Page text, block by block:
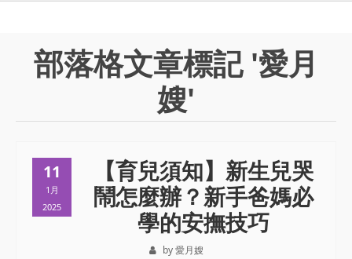
部落格文章標記 '愛月
嫂'
11
1月
2025
【育兒須知】新生兒哭
鬧怎麼辦？新手爸媽必
學的安撫技巧
by 愛月嫂